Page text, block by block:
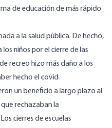
de educación de más rápido
a la salud pública. De hecho,
niños por el cierre de las
recreo hizo más daño a los
hecho el covid.
un beneficio a largo plazo al
rechazaban la
cierres de escuelas